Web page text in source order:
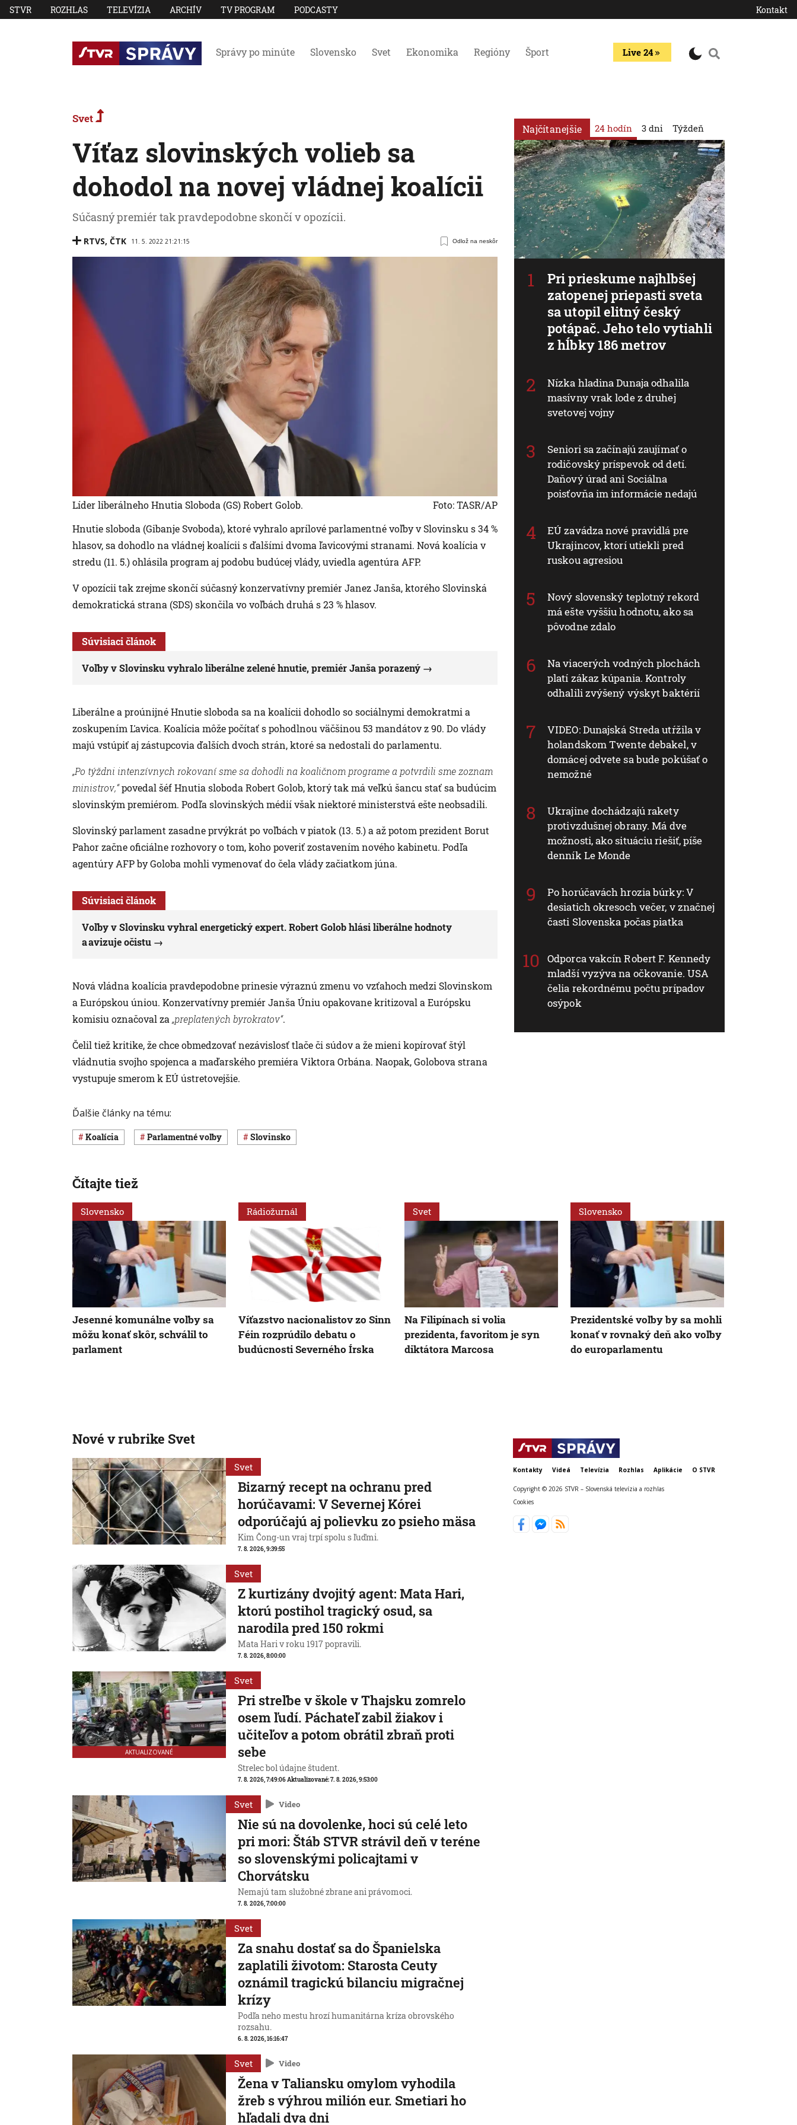
STVR ROZHLAS TELEVÍZIA ARCHÍV TV PROGRAM PODCASTY Kontakt
Správy po minúte Slovensko Svet Ekonomika Regióny Šport Live 24
Svet
Víťaz slovinských volieb sa
dohodol na novej vládnej koalícii
Súčasný premiér tak pravdepodobne skončí v opozícii.
RTVS, ČTK 11. 5. 2022 21:21:15 Odlož na neskôr
Líder liberálneho Hnutia Sloboda (GS) Robert Golob.
Foto: TASR/AP
Hnutie sloboda (Gibanje Svoboda), ktoré vyhralo aprílové parlamentné voľby v Slovinsku s 34 %
hlasov, sa dohodlo na vládnej koalícii s ďalšími dvoma ľavicovými stranami. Nová koalícia v
stredu (11. 5.) ohlásila program aj podobu budúcej vlády, uviedla agentúra AFP.
V opozícii tak zrejme skončí súčasný konzervatívny premiér Janez Janša, ktorého Slovinská
demokratická strana (SDS) skončila vo voľbách druhá s 23 % hlasov.
Súvisiaci článok
Voľby v Slovinsku vyhralo liberálne zelené hnutie, premiér Janša porazený
Liberálne a proúnijné Hnutie sloboda sa na koalícii dohodlo so sociálnymi demokratmi a
zoskupením Ľavica. Koalícia môže počítať s pohodlnou väčšinou 53 mandátov z 90. Do vlády
majú vstúpiť aj zástupcovia ďalších dvoch strán, ktoré sa nedostali do parlamentu.
„Po týždni intenzívnych rokovaní sme sa dohodli na koaličnom programe a potvrdili sme zoznam
ministrov,“povedal šéf Hnutia sloboda Robert Golob, ktorý tak má veľkú šancu stať sa budúcim
slovinským premiérom. Podľa slovinských médií však niektoré ministerstvá ešte neobsadili.
Slovinský parlament zasadne prvýkrát po voľbách v piatok (13. 5.) a až potom prezident Borut
Pahor začne oficiálne rozhovory o tom, koho poveriť zostavením nového kabinetu. Podľa
agentúry AFP by Goloba mohli vymenovať do čela vlády začiatkom júna.
Súvisiaci článok
Voľby v Slovinsku vyhral energetický expert. Robert Golob hlási liberálne hodnoty
a avizuje očistu
Nová vládna koalícia pravdepodobne prinesie výraznú zmenu vo vzťahoch medzi Slovinskom
a Európskou úniou. Konzervatívny premiér Janša Úniu opakovane kritizoval a Európsku
komisiu označoval za „preplatených byrokratov“.
Čelil tiež kritike, že chce obmedzovať nezávislosť tlače či súdov a že mieni kopírovať štýl
vládnutia svojho spojenca a maďarského premiéra Viktora Orbána. Naopak, Golobova strana
vystupuje smerom k EÚ ústretovejšie.
Ďalšie články na tému:
koalícia parlamentné voľby Slovinsko
Najčítanejšie 24 hodín
Pri prieskume najhlbšej
zatopenej priepasti sveta
sa utopil elitný český
potápač. Jeho telo vytiahli
z hĺbky 186 metrov
Nízka hladina Dunaja odhalila
masívny vrak lode z druhej
svetovej vojny
Seniori sa začínajú zaujímať o
rodičovský príspevok od detí.
Daňový úrad ani Sociálna
poisťovňa im informácie nedajú
EÚ zavádza nové pravidlá pre
Ukrajincov, ktorí utiekli pred
ruskou agresiou
Nový slovenský teplotný rekord
má ešte vyššiu hodnotu, ako sa
pôvodne zdalo
Na viacerých vodných plochách
platí zákaz kúpania. Kontroly
odhalili zvýšený výskyt baktérií
VIDEO: Dunajská Streda utŕžila v
holandskom Twente debakel, v
domácej odvete sa bude pokúšať o
nemožné
Ukrajine dochádzajú rakety
protivzdušnej obrany. Má dve
možnosti, ako situáciu riešiť, píše
denník Le Monde
Po horúčavách hrozia búrky: V
desiatich okresoch večer, v značnej
časti Slovenska počas piatka
Odporca vakcín Robert F. Kennedy
mladší vyzýva na očkovanie. USA
čelia rekordnému počtu prípadov
osýpok
3 dni Týždeň
Čítajte tiež
Slovensko
Jesenné komunálne voľby sa
môžu konať skôr, schválil to
parlament
Rádiožurnál
Víťazstvo nacionalistov zo Sinn
Féin rozprúdilo debatu o
budúcnosti Severného Írska
Svet
Na Filipínach si volia
prezidenta, favoritom je syn
diktátora Marcosa
Slovensko
Prezidentské voľby by sa mohli
konať v rovnaký deň ako voľby
do europarlamentu
Nové v rubrike Svet
Svet
Bizarný recept na ochranu pred
horúčavami: V Severnej Kórei
odporúčajú aj polievku zo psieho mäsa
Kim Čong-un vraj trpí spolu s ľuďmi.
7. 8. 2026, 9:39:55
Svet
Z kurtizány dvojitý agent: Mata Hari,
ktorú postihol tragický osud, sa
narodila pred 150 rokmi
Mata Hari v roku 1917 popravili.
7. 8. 2026, 8:00:00
AKTUALIZOVANÉ
Svet
Pri streľbe v škole v Thajsku zomrelo
osem ľudí. Páchateľ zabil žiakov i
učiteľov a potom obrátil zbraň proti
sebe
Strelec bol údajne študent.
7. 8. 2026, 7:49:06Aktualizované:7. 8. 2026, 9:53:00
Svet Video
Nie sú na dovolenke, hoci sú celé leto
pri mori: Štáb STVR strávil deň v teréne
so slovenskými policajtami v
Chorvátsku
Nemajú tam služobné zbrane ani právomoci.
7. 8. 2026, 7:00:00
Svet
Za snahu dostať sa do Španielska
zaplatili životom: Starosta Ceuty
oznámil tragickú bilanciu migračnej
krízy
Podľa neho mestu hrozí humanitárna kríza obrovského
rozsahu.
6. 8. 2026, 16:16:47
Svet Video
Žena v Taliansku omylom vyhodila
žreb s výhrou milión eur. Smetiari ho
hľadali dva dni
Kontakty Videá Televízia Rozhlas Aplikácie O STVR
Copyright © 2026 STVR – Slovenská televízia a rozhlas
Cookies